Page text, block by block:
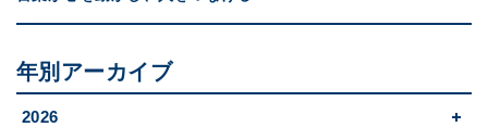
年別アーカイブ
2026